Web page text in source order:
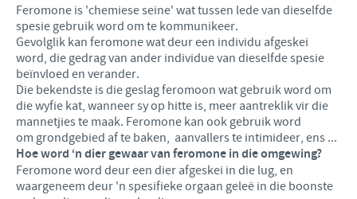
Feromone is 'chemiese seine' wat tussen lede van dieselfde
spesie gebruik word om te kommunikeer.
Gevolglik kan feromone wat deur een individu afgeskei
word, die gedrag van ander individue van dieselfde spesie
beïnvloed en verander.
Die bekendste is die geslag feromoon wat gebruik word om
die wyfie kat, wanneer sy op hitte is, meer aantreklik vir die
mannetjies te maak. Feromone kan ook gebruik word
om grondgebied af te baken, aanvallers te intimideer, ens ...
Hoe word ‘n dier gewaar van feromone in die omgewing?
Feromone word deur een dier afgeskei in die lug, en
waargeneem deur 'n spesifieke orgaan geleë in die boonste